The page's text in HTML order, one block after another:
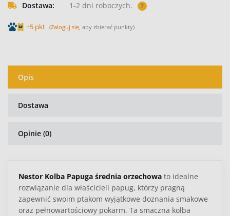
Dostawa:
1-2 dni roboczych. ?
+5 pkt (Zaloguj się , aby zbierać punkty)
Opis
Dostawa
Opinie (0)
Nestor Kolba Papuga średnia orzechowa to idealne
rozwiązanie dla właścicieli papug, którzy pragną
zapewnić swoim ptakom wyjątkowe doznania smakowe
oraz pełnowartościowy pokarm. Ta smaczna kolba